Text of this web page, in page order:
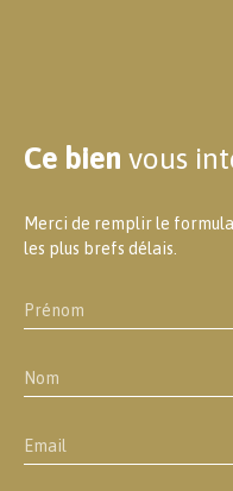
Ce bien vous
Merci de remplir le
les plus brefs délais.
Prénom
Nom
Email